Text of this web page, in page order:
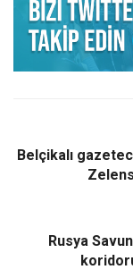
Belçikalı
Rusya